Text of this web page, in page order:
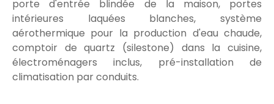
porte d'entrée blindée de la maison, portes
intérieures laquées blanches, système
aérothermique pour la production d'eau chaude,
comptoir de quartz (silestone) dans la cuisine,
électroménagers inclus, pré-installation de
climatisation par conduits.